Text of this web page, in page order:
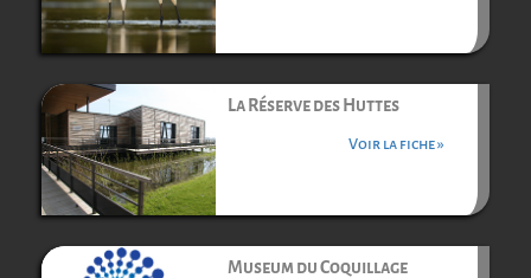
La Réserve des Huttes
Voir la fiche »
Museum du Coquillage